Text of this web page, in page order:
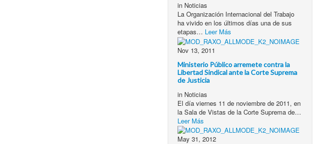
in Noticias
La Organización Internacional del Trabajo
ha vivido en los últimos días una de sus
etapas… Leer Más
Nov 13, 2011
Ministerio Público arremete contra la
Libertad Sindical ante la Corte Suprema
de Justicia
in Noticias
El día viernes 11 de noviembre de 2011, en
la Sala de Vistas de la Corte Suprema de…
Leer Más
May 31, 2012